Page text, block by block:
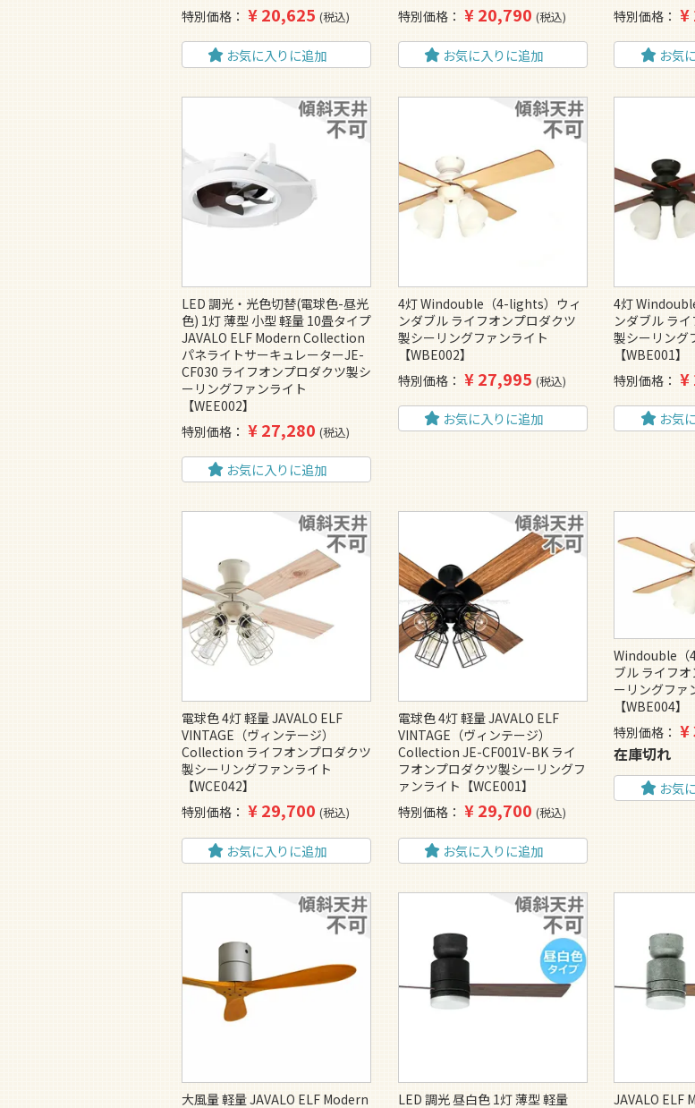
特別価格
¥ 20,625 税込
お気に入りに追加
特別価格
¥ 20,790 税込
お気に入りに追加
特別価格
¥
お気
LED 調光・光色切替(電球色-昼光
色) 1灯 薄型 小型 軽量 10畳タイプ
JAVALO ELF Modern Collection
パネライトサーキュレーターJE-
CF030 ライフオンプロダクツ製シ
ーリングファンライト
【WEE002】
特別価格
¥ 27,280 税込
お気に入りに追加
4灯 Windouble（4-lights）ウィ
ンダブル ライフオンプロダクツ
製シーリングファンライト
【WBE002】
特別価格
¥ 27,995 税込
お気に入りに追加
4灯
ンダブル ラ
製シーリング
【WBE001】
特別価格
¥
お気
電球色 4灯 軽量 JAVALO ELF
VINTAGE（ヴィンテージ）
Collection ライフオンプロダクツ
製シーリングファンライト
【WCE042】
特別価格
¥ 29,700 税込
お気に入りに追加
電球色 4灯 軽量 JAVALO ELF
VINTAGE（ヴィンテージ）
Collection JE-CF001V-BK ライ
フオンプロダクツ製シーリングフ
ァンライト【WCE001】
特別価格
¥ 29,700 税込
お気に入りに追加
Windouble（
ブル ライフ
ーリングファ
【WBE004】
特別価格
¥
在庫切れ
お気
大風量 軽量 JAVALO ELF Modern
LED 調光 昼白色 1灯 薄型 軽量
JAVALO ELF